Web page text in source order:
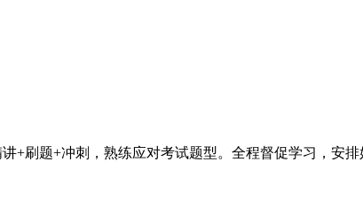
+刷题+冲刺，熟练应对考试题型。全程督促学习，安排